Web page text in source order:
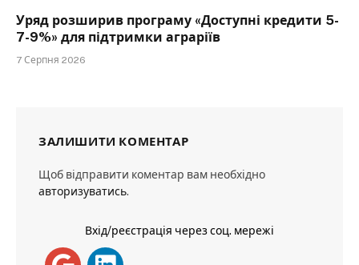
Уряд розширив програму «Доступні кредити 5-
7-9%» для підтримки аграріїв
7 Серпня 2026
ЗАЛИШИТИ КОМЕНТАР
Щоб відправити коментар вам необхідно
авторизуватись.
Вхід/реєстрація через соц. мережі